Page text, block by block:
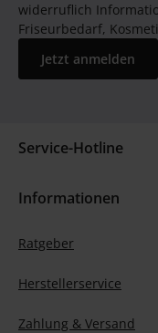
widerruflich
Friseurbedarf,
Jetzt anmelden
Service-Hotline
Informationen
Ratgeber
Herstellerservice
Zahlung & Versand